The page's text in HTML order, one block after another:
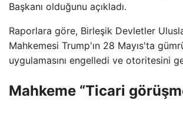
Başkanı olduğunu açıkladı.
Raporlara göre, Birleşik Devletler
Mahkemesi Trump'ın 28 Mayıs'ta
uygulamasını engelledi ve otoritesini
Mahkeme “Ticari